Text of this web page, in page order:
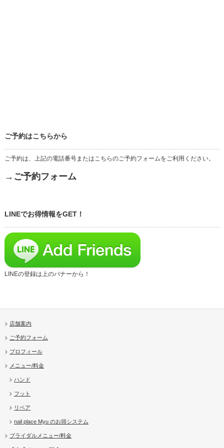
ご予約はこちらから
ご予約は、上記の電話番号またはこちらのご予約フォームをご利用ください。
→ご予約フォーム
LINEでお得情報をGET！
LINEの登録は上のバナーから！
店舗案内
ご予約フォーム
プロフィール
メニュー/料金
ハンド
フット
リペア
nail place Myu のお得システム
ブライダルメニュー/料金